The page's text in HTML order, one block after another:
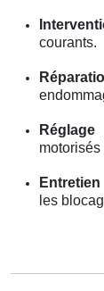
courants.
Réglage
Entretien
les